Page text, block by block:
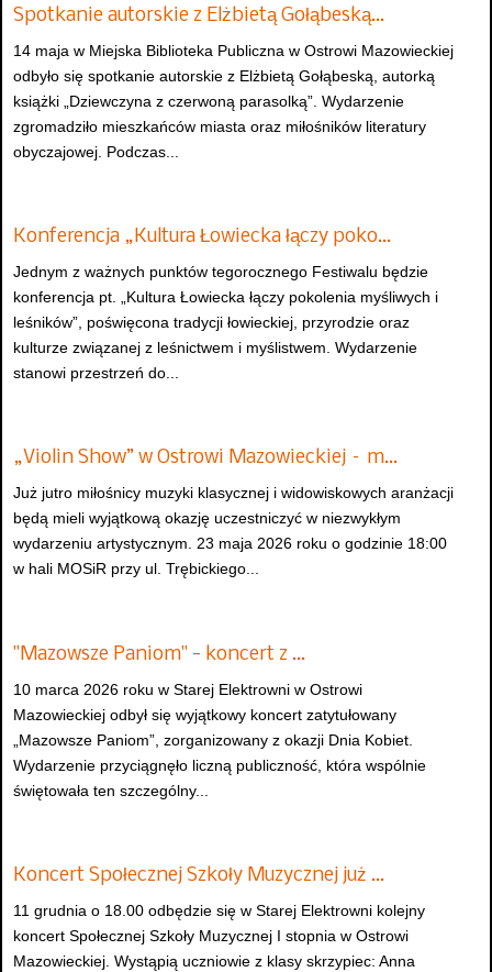
Spotkanie autorskie z Elżbietą Gołąbeską…
14 maja w Miejska Biblioteka Publiczna w Ostrowi Mazowieckiej
odbyło się spotkanie autorskie z Elżbietą Gołąbeską, autorką
książki „Dziewczyna z czerwoną parasolką”. Wydarzenie
zgromadziło mieszkańców miasta oraz miłośników literatury
obyczajowej. Podczas...
Konferencja „Kultura Łowiecka łączy poko…
Jednym z ważnych punktów tegorocznego Festiwalu będzie
konferencja pt. „Kultura Łowiecka łączy pokolenia myśliwych i
leśników”, poświęcona tradycji łowieckiej, przyrodzie oraz
kulturze związanej z leśnictwem i myślistwem. Wydarzenie
stanowi przestrzeń do...
„Violin Show” w Ostrowi Mazowieckiej – m…
Już jutro miłośnicy muzyki klasycznej i widowiskowych aranżacji
będą mieli wyjątkową okazję uczestniczyć w niezwykłym
wydarzeniu artystycznym. 23 maja 2026 roku o godzinie 18:00
w hali MOSiR przy ul. Trębickiego...
"Mazowsze Paniom" - koncert z …
10 marca 2026 roku w Starej Elektrowni w Ostrowi
Mazowieckiej odbył się wyjątkowy koncert zatytułowany
„Mazowsze Paniom”, zorganizowany z okazji Dnia Kobiet.
Wydarzenie przyciągnęło liczną publiczność, która wspólnie
świętowała ten szczególny...
Koncert Społecznej Szkoły Muzycznej już …
11 grudnia o 18.00 odbędzie się w Starej Elektrowni kolejny
koncert Społecznej Szkoły Muzycznej I stopnia w Ostrowi
Mazowieckiej. Wystąpią uczniowie z klasy skrzypiec: Anna